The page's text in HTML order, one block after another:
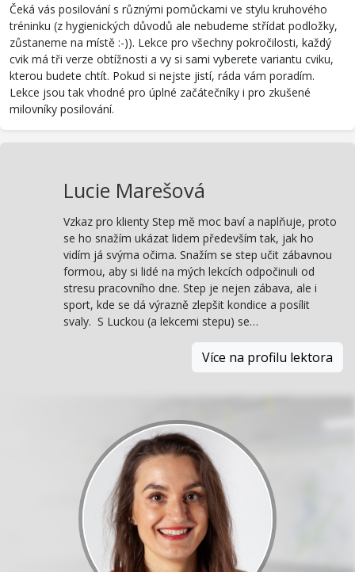
Čeká vás posilování s různými pomůckami ve stylu kruhového
tréninku (z hygienických důvodů ale nebudeme střídat podložky,
zůstaneme na místě :-)). Lekce pro všechny pokročilosti, každý
cvik má tři verze obtížnosti a vy si sami vyberete variantu cviku,
kterou budete chtít. Pokud si nejste jistí, ráda vám poradím.
Lekce jsou tak vhodné pro úplné začátečníky i pro zkušené
milovníky posilování.
Lucie Marešová
Vzkaz pro klienty Step mě moc baví a naplňuje, proto
se ho snažím ukázat lidem především tak, jak ho
vidím já svýma očima. Snažím se step učit zábavnou
formou, aby si lidé na mých lekcích odpočinuli od
stresu pracovního dne. Step je nejen zábava, ale i
sport, kde se dá výrazně zlepšit kondice a posílit
svaly. S Luckou (a lekcemi stepu) se…
Více na profilu lektora